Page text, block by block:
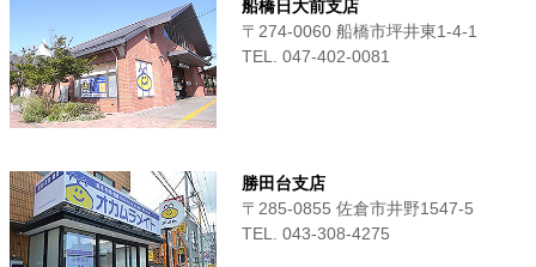
船橋日大前支店
〒274-0060 船橋市坪井東1-4-1
TEL. 047-402-0081
勝田台支店
〒285-0855 佐倉市井野1547-5
TEL. 043-308-4275